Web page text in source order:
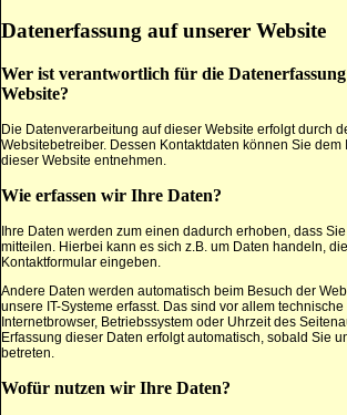
Datenerfassung auf unserer Website
Wer ist verantwortlich für die
Website?
Die Datenverarbeitung auf dieser Website erfolgt durch
Websitebetreiber. Dessen Kontaktdaten können Sie dem
dieser Website entnehmen.
Wie erfassen wir Ihre Daten?
Ihre Daten werden zum einen dadurch erhoben, dass
mitteilen. Hierbei kann es sich z.B. um Daten handeln,
Kontaktformular eingeben.
Andere Daten werden automatisch beim Besuch der
unsere IT-Systeme erfasst. Das sind vor allem technische
Internetbrowser, Betriebssystem oder Uhrzeit des
Erfassung dieser Daten erfolgt automatisch, sobald Sie
betreten.
Wofür nutzen wir Ihre Daten?